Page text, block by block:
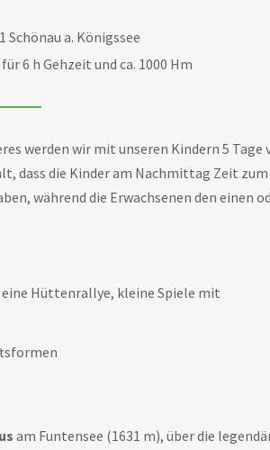
a. Königssee
6 h Gehzeit und ca. 1000 Hm
werden wir mit unseren Kindern 5 Tage
dass die Kinder am Nachmittag Zeit zum
während die Erwachsenen den einen
eine Hüttenrallye, kleine Spiele mit
am Funtensee (1631 m), über die